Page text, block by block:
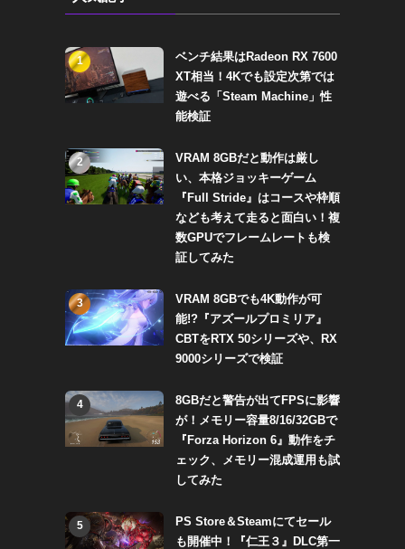
1
ベンチ結果はRadeon RX 7600
XT相当！4Kでも設定次第では
遊べる「Steam Machine」性
能検証
2
VRAM 8GBだと動作は厳し
い、本格ジョッキーゲーム
『Full Stride』はコースや枠順
なども考えて走ると面白い！複
数GPUでフレームレートも検
証してみた
3
VRAM 8GBでも4K動作が可
能!?『アズールプロミリア』
CBTをRTX 50シリーズや、RX
9000シリーズで検証
4
8GBだと警告が出てFPSに影響
が！メモリー容量8/16/32GBで
『Forza Horizon 6』動作をチ
ェック、メモリー混成運用も試
してみた
5
PS Store＆Steamにてセール
も開催中！『仁王３』DLC第一